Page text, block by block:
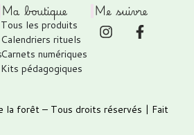
Ma boutique
Tous les produits
Calendriers rituels
Carnets numériques
Kits pédagogiques
Me suivre
la forêt – Tous droits réservés | Fait